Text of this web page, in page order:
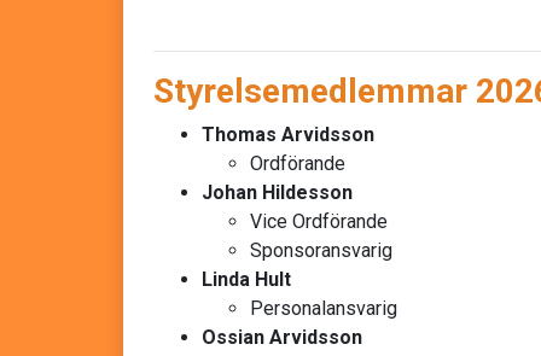
Styrelsemedlemmar
Thomas Arvidsson
Ordförande
Johan Hildesson
Vice Ordförande
Sponsoransvarig
Linda Hult
Personalansvarig
Ossian Arvidsson